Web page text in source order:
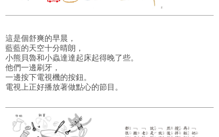
這是個舒爽的早晨，
藍藍的天空十分晴朗，
小熊貝魯和小蟲達達起床起得晚了些。
他們一邊刷牙，
一邊按下電視機的按鈕。
電視上正好播放著做點心的節目。